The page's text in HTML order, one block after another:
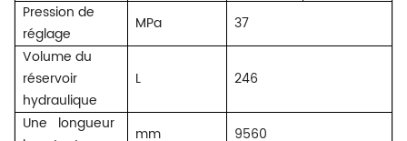
Pression de
réglage
MPa
37
Volume du
réservoir
hydraulique
L 246
Une
longueur
mm
9560